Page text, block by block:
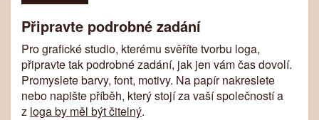
Připravte podrobné zadání
Pro grafické studio, kterému svěříte tvorbu loga,
připravte tak podrobné zadání, jak jen vám čas dovolí.
Promyslete barvy, font, motivy. Na papír nakreslete
nebo napište příběh, který stojí za vaší společností a
z loga by měl být čitelný.